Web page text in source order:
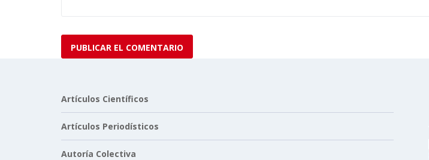
Artículos Científicos
Artículos Periodísticos
Autoría Colectiva